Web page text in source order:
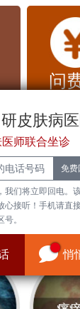
皮肤疾
膝盖等
上可能
皮肤上
有黑色
能会在
或脸部。
家专业
拥有经
问
皮肤病
医师联合坐诊
我们将立即回电。
心接听！手机请直
。
悄